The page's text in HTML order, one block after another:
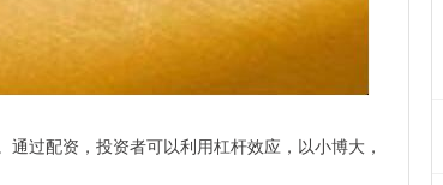
过配资，投资者可以利用杠杆效应，以小博大，